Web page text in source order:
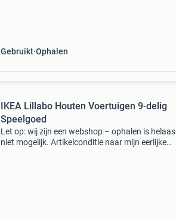
Gebruikt Ophalen
IKEA Lillabo Houten Voertuigen 9-delig
Speelgoed
Let op: wij zijn een webshop – ophalen is helaas
niet mogelijk. Artikelconditie naar mijn eerlijke